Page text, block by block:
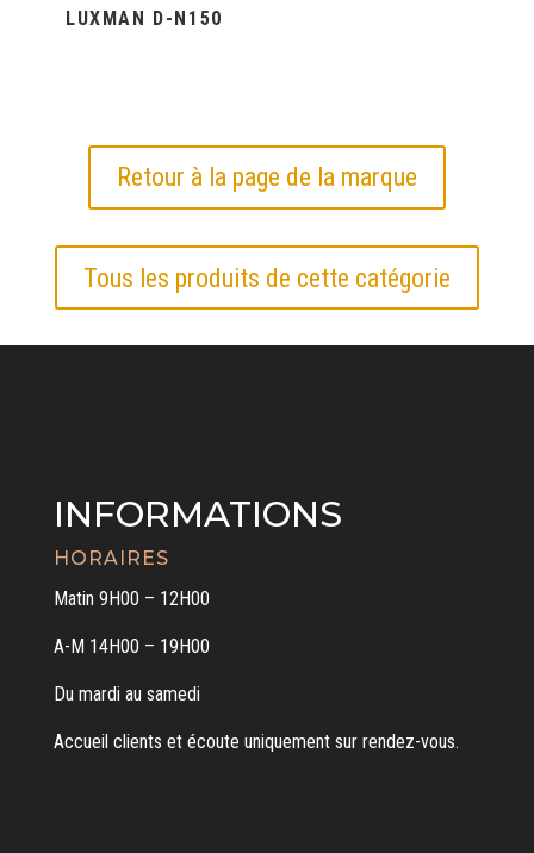
LUXMAN D-N150
Retour à la page de la marque
Tous les produits de cette catégorie
INFORMATIONS
HORAIRES
Matin 9H00 – 12H00
A-M 14H00 – 19H00
Du mardi au samedi
Accueil clients et écoute uniquement sur rendez-vous.